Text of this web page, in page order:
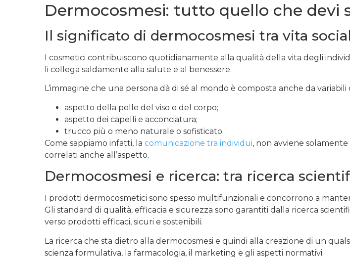
Dermocosmesi: tutto quello che devi
Il significato di dermocosmesi tra vita
I cosmetici contribuiscono quotidianamente alla qualità della vita degli
li collega saldamente alla salute e al benessere.
L’immagine che una persona dà di sé al mondo è composta anche da variabili
aspetto della pelle del viso e del corpo;
aspetto dei capelli e acconciatura;
trucco più o meno naturale o sofisticato.
Come sappiamo infatti, la comunicazione tra individui, non avviene
correlati anche all’aspetto.
Dermocosmesi e ricerca: tra ricerca
I prodotti dermocosmetici sono spesso multifunzionali e concorrono a
Gli standard di qualità, efficacia e sicurezza sono garantiti dalla ricerca
verso prodotti efficaci, sicuri e sostenibili.
La ricerca che sta dietro alla dermocosmesi e quindi alla creazione di un
scienza formulativa, la farmacologia, il marketing e gli aspetti normativi.